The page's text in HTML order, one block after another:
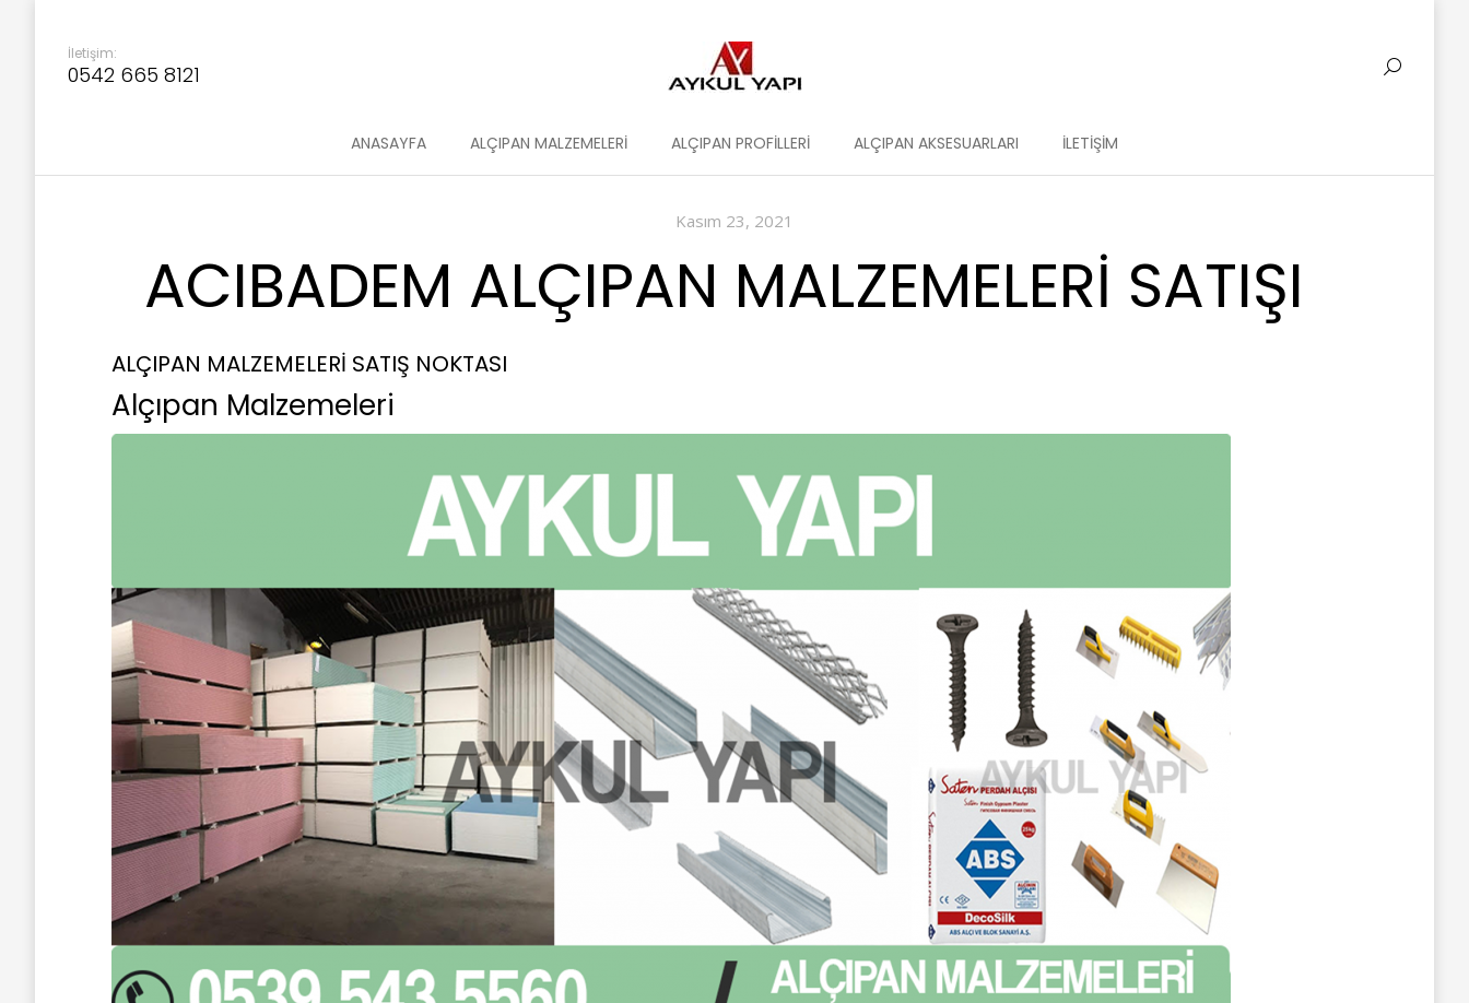
İletişim:
0542 665 8121
ANASAYFA ALÇIPAN MALZEMELERI ALÇIPAN PROFILLERI ALÇIPAN AKSESUARLARI İLETIŞIM
Kasım 23, 2021
ACIBADEM ALÇIPAN MALZEMELERI SATIŞI
ALÇIPAN MALZEMELERİ SATIŞ NOKTASI
Alçıpan Malzemeleri